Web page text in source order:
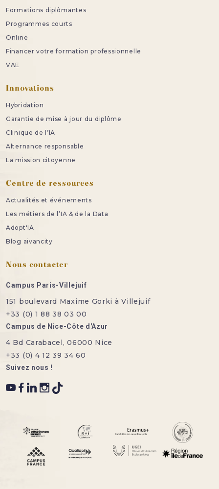
Formations diplômantes
Programmes courts
Online
Financer votre formation professionnelle
VAE
Innovations
Hybridation
Garantie de mise à jour du diplôme
Clinique de l’IA
Alternance responsable
La mission citoyenne
Centre de ressources
Actualités et événements
Les métiers de l’IA & de la Data
Adopt'IA
Blog aivancity
Nous contacter
Campus Paris-Villejuif
151 boulevard Maxime Gorki à Villejuif
+33 (0) 1 88 38 03 00
Campus de Nice-Côte d'Azur
4 Bd Carabacel, 06000 Nice
+33 (0) 4 12 39 34 60
Suivez nous !